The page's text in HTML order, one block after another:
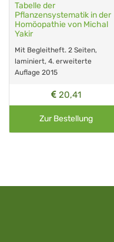
Tabelle der
Pflanzensystematik in der
Homöopathie von Michal
Yakir
Mit Begleitheft. 2 Seiten,
laminiert, 4. erweiterte
Auflage 2015
20,41
Zur Bestellung